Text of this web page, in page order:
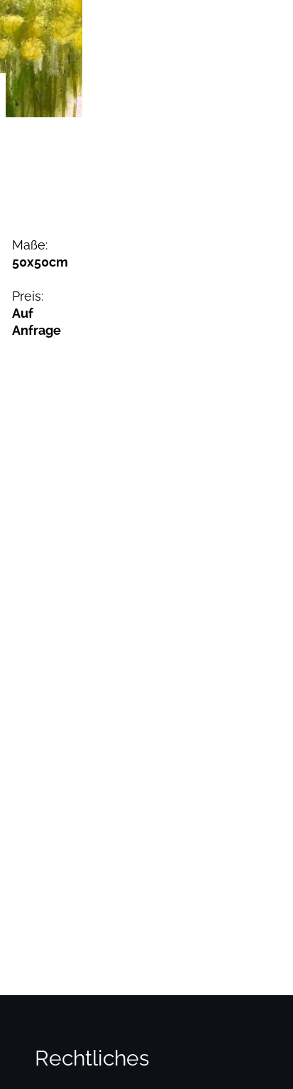
Maße:
50x50cm
Preis:
Auf
Anfrage
Rechtliches